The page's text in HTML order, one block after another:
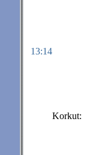
13:14
Korkut: